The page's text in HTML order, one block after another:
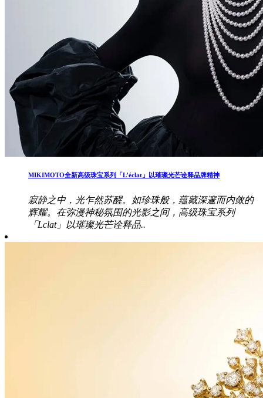
MIKIMOTO全新高级珠宝系列「L’éclat」以璀璨光芒诠释品牌精神
寂静之中，光乍然苏醒。如珍珠般，蕴藏深邃而内敛的
辉耀。在弥漫神秘氛围的光影之间，高级珠宝系列
「Lclat」以璀璨光芒诠释品..